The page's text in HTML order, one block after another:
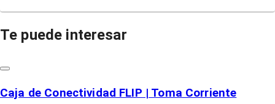
Te puede interesar
Caja de Conectividad FLIP | Toma Corriente